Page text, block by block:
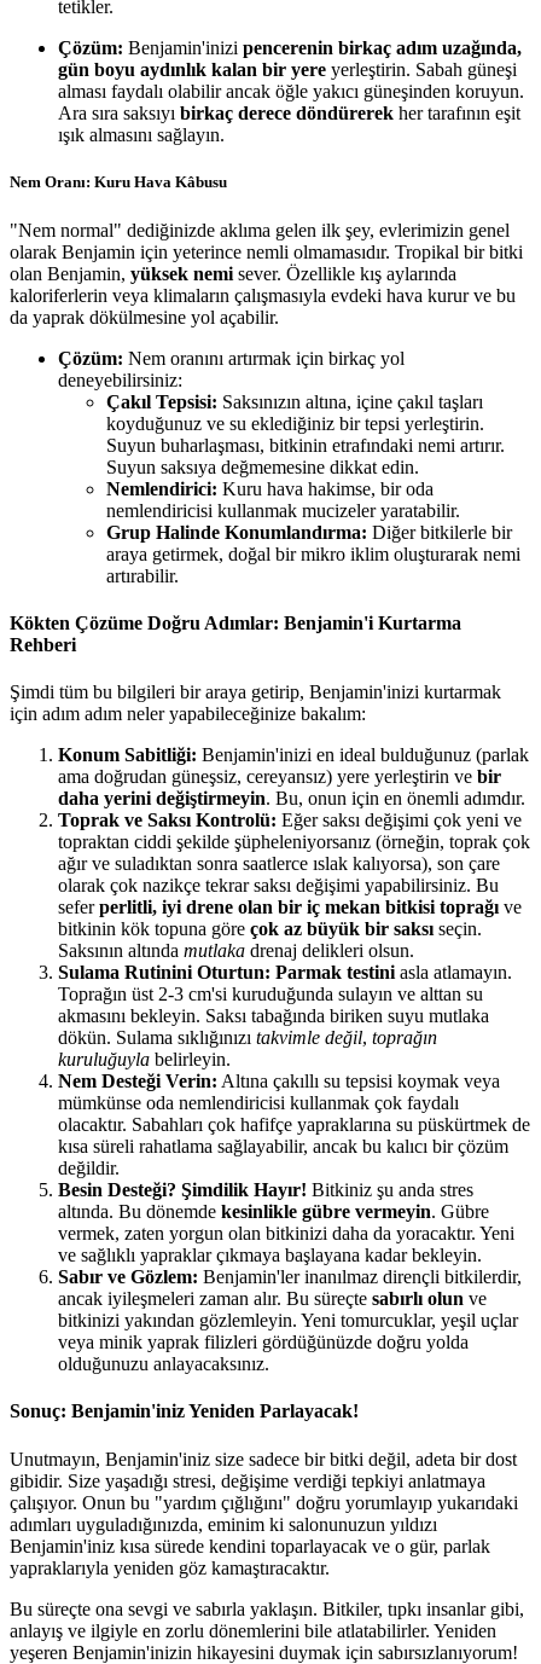
tetikler.
Çözüm: Benjamin'inizi pencerenin birkaç adım uzağında,
gün boyu aydınlık kalan bir yere yerleştirin. Sabah güneşi
alması faydalı olabilir ancak öğle yakıcı güneşinden koruyun.
Ara sıra saksıyı birkaç derece döndürerek her tarafının eşit
ışık almasını sağlayın.
Nem Oranı: Kuru Hava Kâbusu
"Nem normal" dediğinizde aklıma gelen ilk şey, evlerimizin genel
olarak Benjamin için yeterince nemli olmamasıdır. Tropikal bir bitki
olan Benjamin, yüksek nemi sever. Özellikle kış aylarında
kaloriferlerin veya klimaların çalışmasıyla evdeki hava kurur ve bu
da yaprak dökülmesine yol açabilir.
Çözüm: Nem oranını artırmak için birkaç yol
deneyebilirsiniz:
Çakıl Tepsisi: Saksınızın altına, içine çakıl taşları
koyduğunuz ve su eklediğiniz bir tepsi yerleştirin.
Suyun buharlaşması, bitkinin etrafındaki nemi artırır.
Suyun saksıya değmemesine dikkat edin.
Nemlendirici: Kuru hava hakimse, bir oda
nemlendiricisi kullanmak mucizeler yaratabilir.
Grup Halinde Konumlandırma: Diğer bitkilerle bir
araya getirmek, doğal bir mikro iklim oluşturarak nemi
artırabilir.
Kökten Çözüme Doğru Adımlar: Benjamin'i Kurtarma
Rehberi
Şimdi tüm bu bilgileri bir araya getirip, Benjamin'inizi kurtarmak
için adım adım neler yapabileceğinize bakalım:
Konum Sabitliği: Benjamin'inizi en ideal bulduğunuz (parlak
ama doğrudan güneşsiz, cereyansız) yere yerleştirin ve bir
daha yerini değiştirmeyin. Bu, onun için en önemli adımdır.
Toprak ve Saksı Kontrolü: Eğer saksı değişimi çok yeni ve
topraktan ciddi şekilde şüpheleniyorsanız (örneğin, toprak çok
ağır ve suladıktan sonra saatlerce ıslak kalıyorsa), son çare
olarak çok nazikçe tekrar saksı değişimi yapabilirsiniz. Bu
seferperlitli, iyi drene olan bir iç mekan bitkisi toprağı ve
bitkinin kök topuna göre çok az büyük bir saksı seçin.
Saksının altında mutlaka drenaj delikleri olsun.
Sulama Rutinini Oturtun: Parmak testini asla atlamayın.
Toprağın üst 2-3 cm'si kuruduğunda sulayın ve alttan su
akmasını bekleyin. Saksı tabağında biriken suyu mutlaka
dökün. Sulama sıklığınızı takvimle değil, toprağın
kuruluğuyla belirleyin.
Nem Desteği Verin: Altına çakıllı su tepsisi koymak veya
mümkünse oda nemlendiricisi kullanmak çok faydalı
olacaktır. Sabahları çok hafifçe yapraklarına su püskürtmek de
kısa süreli rahatlama sağlayabilir, ancak bu kalıcı bir çözüm
değildir.
Besin Desteği? Şimdilik Hayır! Bitkiniz şu anda stres
altında. Bu dönemde kesinlikle gübre vermeyin. Gübre
vermek, zaten yorgun olan bitkinizi daha da yoracaktır. Yeni
ve sağlıklı yapraklar çıkmaya başlayana kadar bekleyin.
Sabır ve Gözlem: Benjamin'ler inanılmaz dirençli bitkilerdir,
ancak iyileşmeleri zaman alır. Bu süreçte sabırlı olun ve
bitkinizi yakından gözlemleyin. Yeni tomurcuklar, yeşil uçlar
veya minik yaprak filizleri gördüğünüzde doğru yolda
olduğunuzu anlayacaksınız.
Sonuç: Benjamin'iniz Yeniden Parlayacak!
Unutmayın, Benjamin'iniz size sadece bir bitki değil, adeta bir dost
gibidir. Size yaşadığı stresi, değişime verdiği tepkiyi anlatmaya
çalışıyor. Onun bu "yardım çığlığını" doğru yorumlayıp yukarıdaki
adımları uyguladığınızda, eminim ki salonunuzun yıldızı
Benjamin'iniz kısa sürede kendini toparlayacak ve o gür, parlak
yapraklarıyla yeniden göz kamaştıracaktır.
Bu süreçte ona sevgi ve sabırla yaklaşın. Bitkiler, tıpkı insanlar gibi,
anlayış ve ilgiyle en zorlu dönemlerini bile atlatabilirler. Yeniden
yeşeren Benjamin'inizin hikayesini duymak için sabırsızlanıyorum!